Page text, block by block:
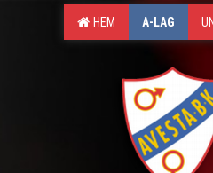
HEM A-LAG